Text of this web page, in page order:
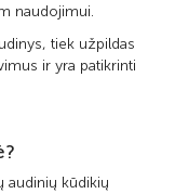
naudojimui.
tiek užpildas
ir yra patikrinti
audinių kūdikių